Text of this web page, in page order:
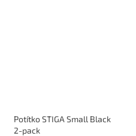
Potítko STIGA Small Black
2-pack